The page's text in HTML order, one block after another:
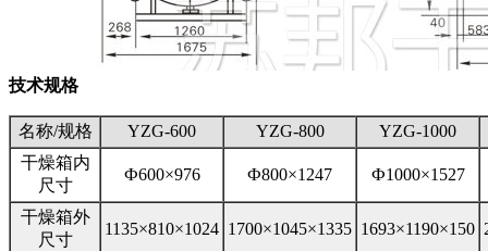
技术规格
名称/规格 YZG-600 YZG-800
YZG-1000
干燥箱内
尺寸
Ф600×976 Ф800×1247 Ф1000×1527
干燥箱外
尺寸
1135×810×1024 1700×1045×1335 1693×1190×150